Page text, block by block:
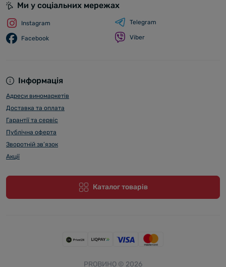
Інформація
Адреси виномаркетів
Доставка та оплата
Гарантії та сервіс
Публічна оферта
Зворотній зв’язок
Акції
Каталог товарів
Ми у соціальних мережах
Instagram
Facebook
Telegram
Viber
PROВИНО © 2026